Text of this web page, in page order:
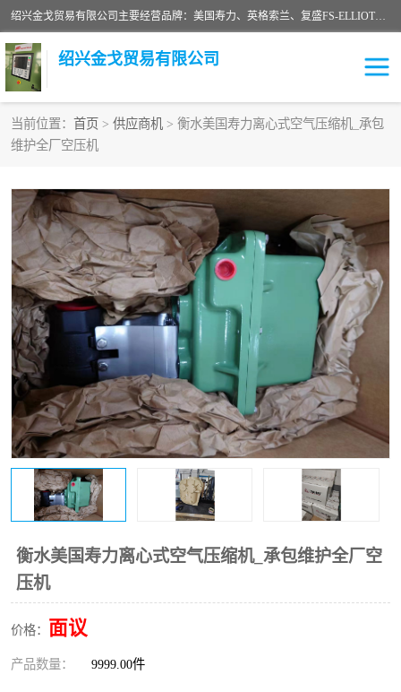
绍兴金戈贸易有限公司主要经营品牌：美国寿力、英格索兰、复盛FS-ELLIOTT，库伯COOPER、阿特拉斯等品牌空压机及配件销售；承接全厂空气压缩机管理、维护保养；节能改造；气体干燥机销售、维护、维修、保养。销售各种品牌空压机空气滤芯、油滤芯、油气分离器；精密过滤器滤芯；除油雾滤芯；抽真空滤芯，消音器，疏水器。劳务承接：全厂空压机维修保养工程，安装工程；移机或汰换工程；节能改造工程等。
绍兴金戈贸易有限公司
当前位置： 首页 > 供应商机 > 衡水美国寿力离心式空气压缩机_承包
维护全厂空压机
衡水美国寿力离心式空气压缩机_承包维护全厂空
压机
价格： 面议
产品数量： 9999.00件
二手空压机
超级冷却剂 英格索兰配件
中车鼓风机 闽台富源特种陶瓷
美国寿力空压机零部件 英格索兰离心机空滤芯
英格索兰COOPER离心机
配件
库伯卡麦隆离心机零件
微电脑控制器 离心式压缩机高速转子组
复盛离心机零件 中冷耐高温气侧密封胶垫
空气过滤器 阿特拉斯
冷却器 复盛FS-elliott离心机零件
CAMERON空压机维修 CAMERON空压机显示屏